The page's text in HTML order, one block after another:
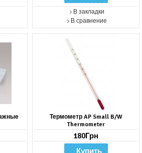
В закладки
В сравнение
Термометр AP Small B/W
Thermometer
180Грн